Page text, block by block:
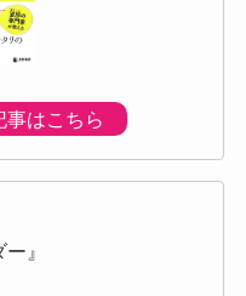
事はこちら
』